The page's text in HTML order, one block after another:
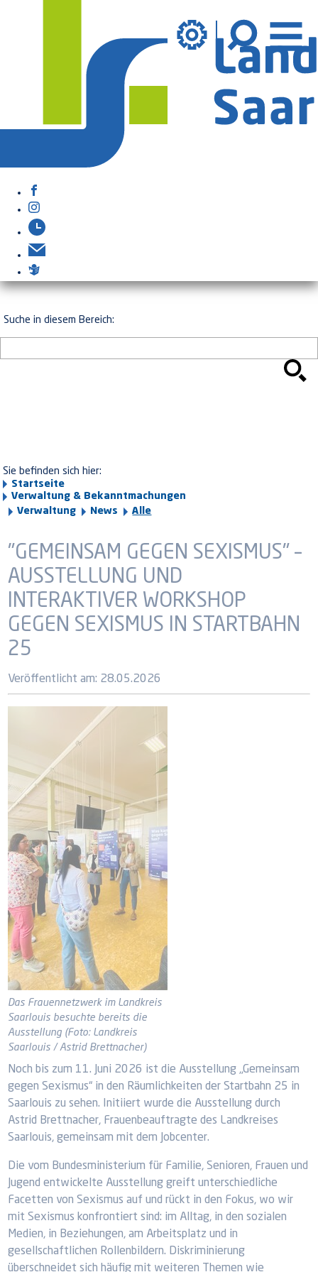
Suche in diesem Bereich:
Sie befinden sich hier:
Startseite
Verwaltung & Bekanntmachungen
Verwaltung
News Alle
"GEMEINSAM GEGEN SEXISMUS" –
AUSSTELLUNG UND
INTERAKTIVER WORKSHOP
GEGEN SEXISMUS IN STARTBAHN
25
Veröffentlicht am: 28.05.2026
Das Frauennetzwerk im Landkreis
Saarlouis besuchte bereits die
Ausstellung (Foto: Landkreis
Saarlouis / Astrid Brettnacher)
Noch bis zum 11. Juni 2026 ist die Ausstellung „Gemeinsam
gegen Sexismus“ in den Räumlichkeiten der Startbahn 25 in
Saarlouis zu sehen. Initiiert wurde die Ausstellung durch
Astrid Brettnacher, Frauenbeauftragte des Landkreises
Saarlouis, gemeinsam mit dem Jobcenter.
Die vom Bundesministerium für Familie, Senioren, Frauen und
Jugend entwickelte Ausstellung greift unterschiedliche
Facetten von Sexismus auf und rückt in den Fokus, wo wir
mit Sexismus konfrontiert sind: im Alltag, in den sozialen
Medien, in Beziehungen, am Arbeitsplatz und in
gesellschaftlichen Rollenbildern. Diskriminierung
überschneidet sich häufig mit weiteren Themen wie